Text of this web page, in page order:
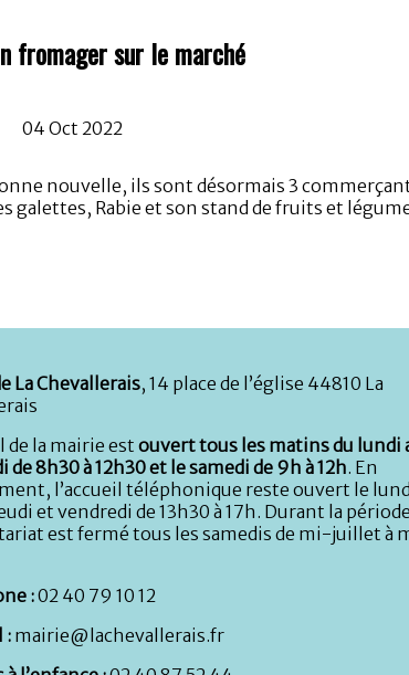
fromager sur le marché
04 Oct 2022
nouvelle, ils sont désormais 3
galettes, Rabie et son stand de fruits et
La Chevallerais, 14 place de l’église 44810 La
de la mairie est ouvert tous les matins du lundi
de 8h30 à 12h30 et le samedi de 9h à 12h. En
l’accueil téléphonique reste ouvert le
et vendredi de 13h30 à 17h. Durant la
est fermé tous les samedis de mi-juillet à
:02 40 79 10 12
: mairie@lachevallerais.fr